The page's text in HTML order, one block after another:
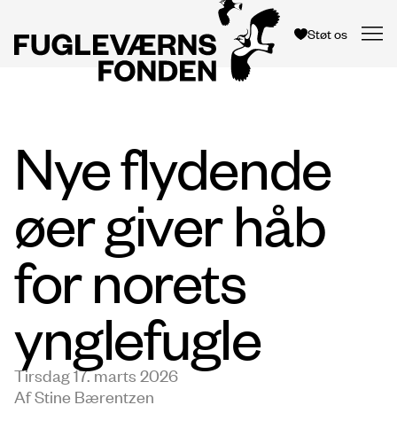
Støt os
Nye flydende
øer giver håb
for norets
ynglefugle
Tirsdag 17. marts 2026
Af Stine Bærentzen